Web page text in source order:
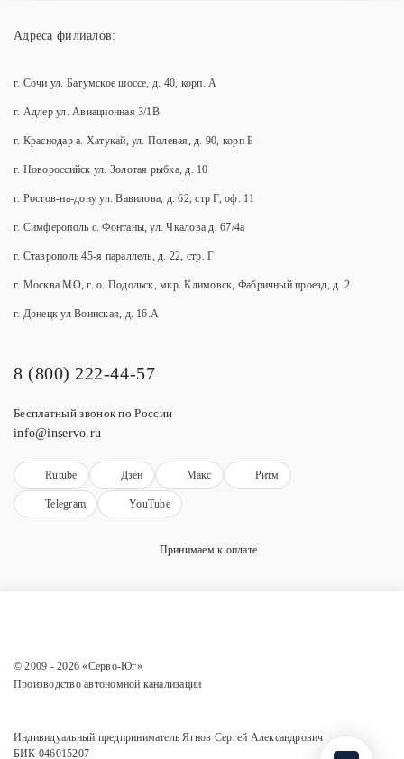
© 2009 - 2026 «Серво-Юг»
Производство автономной канализации
Индивидуальный предприниматель Ягнов Сергей Александрович
БИК 046015207
Адреса филиалов:
г. Сочи ул. Батумское шоссе, д. 40, корп. А
г. Адлер ул. Авиационная 3/1В
г. Краснодар а. Хатукай, ул. Полевая, д. 90, корп Б
г. Новороссийск ул. Золотая рыбка, д. 10
г. Ростов-на-дону ул. Вавилова, д. 62, стр Г, оф. 11
г. Симферополь с. Фонтаны, ул. Чкалова д. 67/4а
г. Ставрополь 45-я параллель, д. 22, стр. Г
г. Москва МО, г. о. Подольск, мкр. Климовск, Фабричный проезд, д. 2
г. Донецк ул Воинская, д. 16.А
8 (800) 222-44-57
Бесплатный звонок по России
info@inservo.ru
Rutube Дзен Макс Ритм
Telegram YouTube
Принимаем к оплате